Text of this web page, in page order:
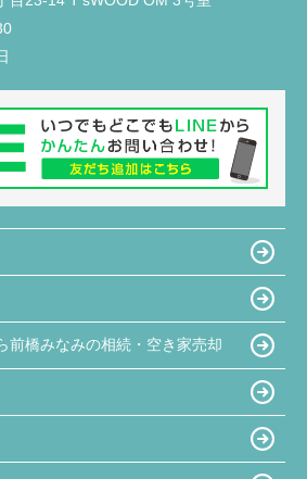
前橋みなみの相続・空き家売却